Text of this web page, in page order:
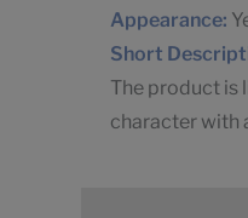
Appearance:
Short
The product is
character with